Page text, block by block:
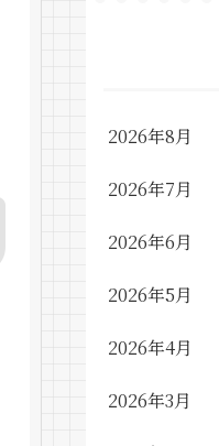
2026年8月
2026年7月
2026年6月
2026年5月
2026年4月
2026年3月